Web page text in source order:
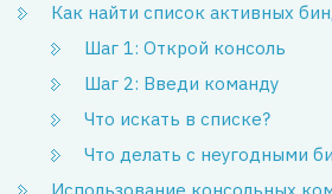
Как найти список активных
Шаг 1: Открой консоль
Шаг 2: Введи команду
Что искать в списке?
Что делать с неугодными